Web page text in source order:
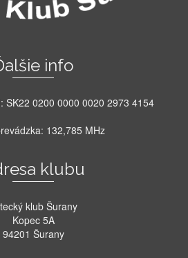
info
SK22 0200 0000 0020 2973 4154
132,785 MHz
klubu
klub Šurany
Kopec 5A
94201 Šurany